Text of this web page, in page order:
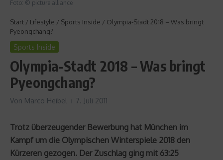
Foto: © picture alliance
Start / Lifestyle / Sports Inside / Olympia-Stadt 2018 – Was bringt
Pyeongchang?
Sports Inside
Olympia-Stadt 2018 – Was bringt
Pyeongchang?
Von Marco Heibel 7. Juli 2011
Trotz überzeugender Bewerbung hat München im
Kampf um die Olympischen Winterspiele 2018 den
Kürzeren gezogen. Der Zuschlag ging mit 63:25